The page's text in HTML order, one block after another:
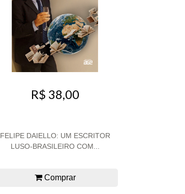
R$ 38,00
FELIPE DAIELLO: UM ESCRITOR
LUSO-BRASILEIRO COM...
Comprar